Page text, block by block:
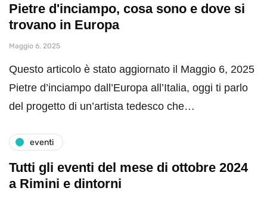
Pietre d'inciampo, cosa sono e dove si
trovano in Europa
Maggio 6, 2025
Questo articolo è stato aggiornato il Maggio 6, 2025
Pietre d’inciampo dall’Europa all’Italia, oggi ti parlo
del progetto di un’artista tedesco che…
eventi
Tutti gli eventi del mese di ottobre 2024
a Rimini e dintorni